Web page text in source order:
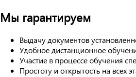
Мы гарантируем
Выдачу документов
Удобное дистанционное
Участие в процессе обучения
Простоту и открытость на всех